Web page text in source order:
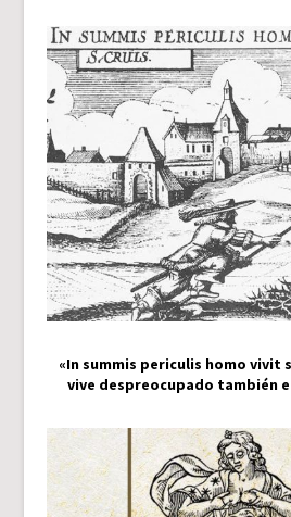
«In summis periculis homo vivit
vive despreocupado también